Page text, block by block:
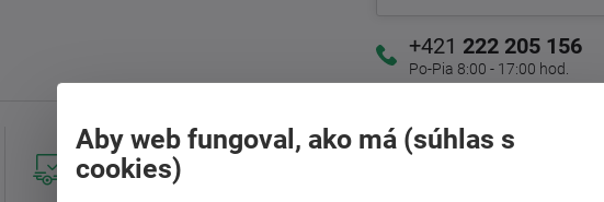
+421 222 205 156
Po-Pia 8:00 - 17:00 hod.
Doprava
ZADARMO
Radi poradíme s
Aby web fungoval, ako má (súhlas s
cookies)